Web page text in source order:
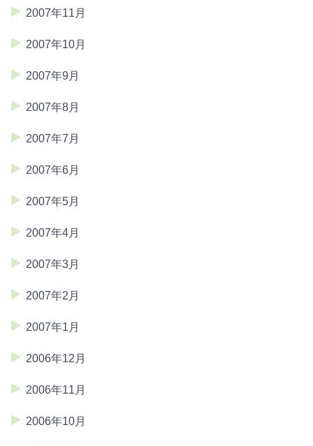
2007年11月
2007年10月
2007年9月
2007年8月
2007年7月
2007年6月
2007年5月
2007年4月
2007年3月
2007年2月
2007年1月
2006年12月
2006年11月
2006年10月